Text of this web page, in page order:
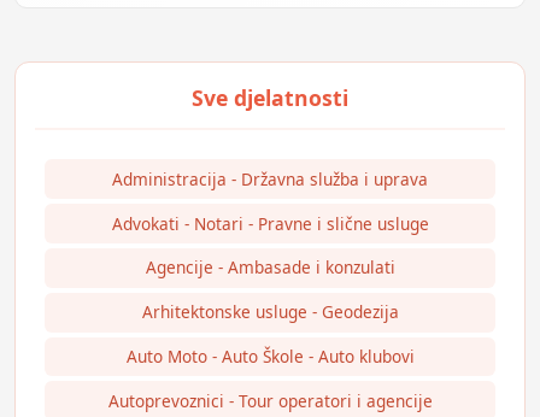
Administracija - Državna služba i uprava
Advokati - Notari - Pravne i slične usluge
Agencije - Ambasade i konzulati
Arhitektonske usluge - Geodezija
Auto Moto - Auto Škole - Auto klubovi
Autoprevoznici - Tour operatori i agencije